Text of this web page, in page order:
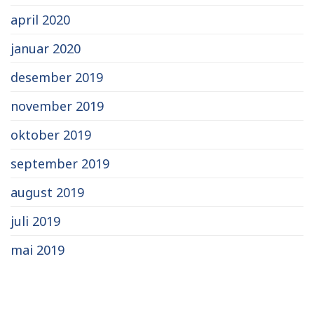
april 2020
januar 2020
desember 2019
november 2019
oktober 2019
september 2019
august 2019
juli 2019
mai 2019